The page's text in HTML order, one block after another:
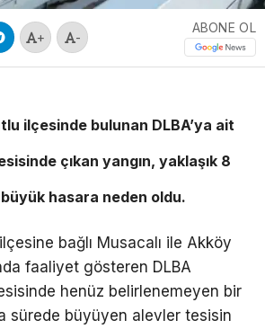
+ -
ABONE OL
ilçesinde bulunan DLBA’ya ait
çıkan yangın, yaklaşık 8
hasara neden oldu.
bağlı Musacalı ile Akköy
faaliyet gösteren DLBA
henüz belirlenemeyen bir
sürede büyüyen alevler tesisin